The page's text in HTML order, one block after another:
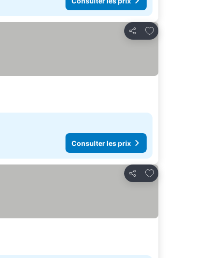
Partager
Ajouter à mes favoris
Consulter les prix
Partager
Ajouter à mes favoris